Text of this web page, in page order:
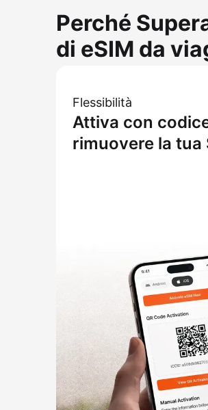
Perché
di eSIM da
Flessibilità
Attiva con
rimuovere la tua